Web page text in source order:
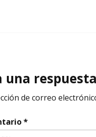
una respuesta
de correo
*